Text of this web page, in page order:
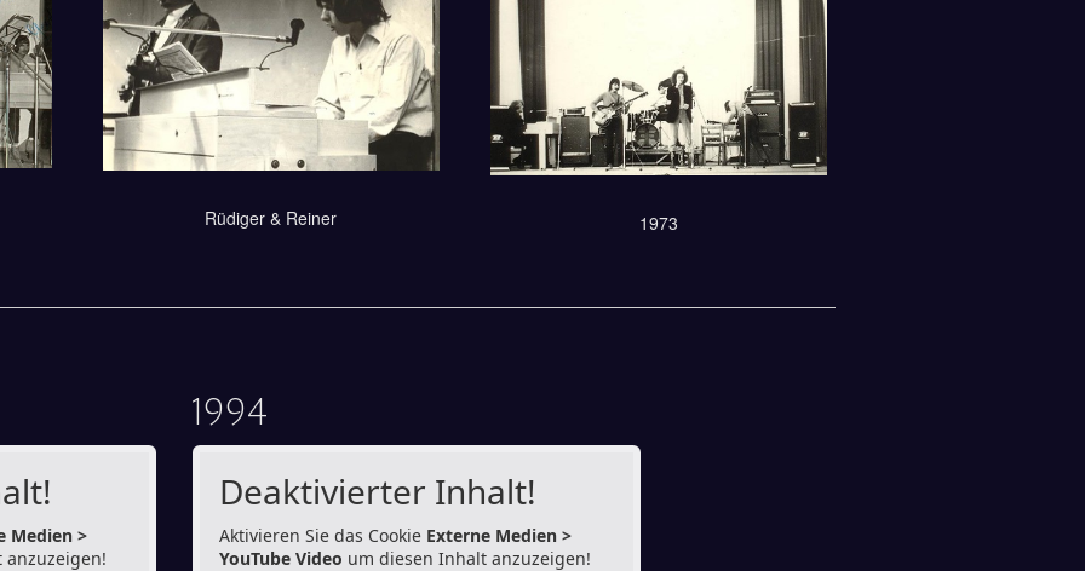
Rüdiger & Reiner 1973
Medien >
1994
Deaktivierter Inhalt!
Aktivieren Sie das Cookie Externe Medien >
YouTube Video um diesen Inhalt anzuzeigen!